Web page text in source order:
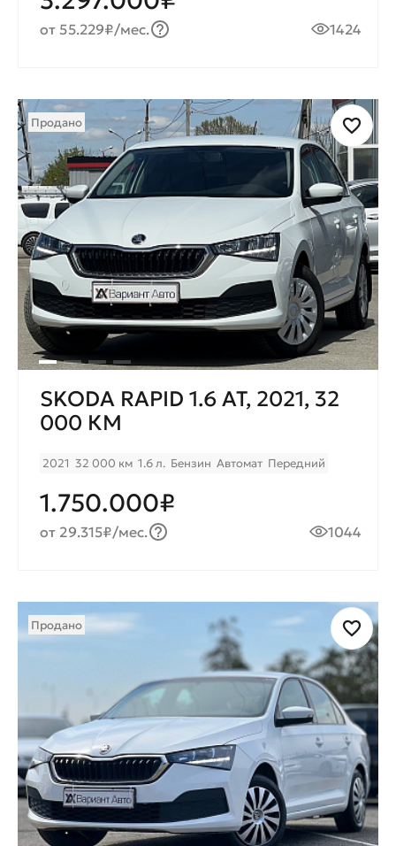
от 55.229₽/мес. 1424
Продано
SKODA RAPID 1.6 AT, 2021, 32
000 КМ
2021 32 000 км 1.6 л. Бензин Автомат Передний
1.750.000₽
от 29.315₽/мес. 1044
Продано